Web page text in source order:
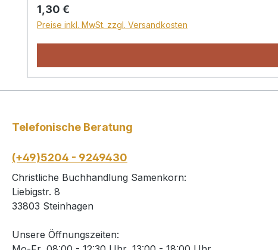
Regulärer Preis:
1,30 €
Preise inkl. MwSt. zzgl. Versandkosten
Telefonische Beratung
(+49)5204 - 9249430
Christliche Buchhandlung Samenkorn:
Liebigstr. 8
33803 Steinhagen
Unsere Öffnungszeiten: